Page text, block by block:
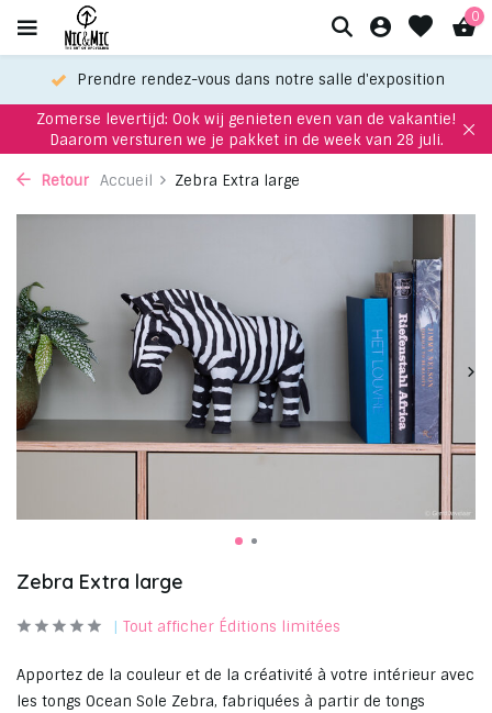
0
Prendre rendez-vous dans notre salle d'exposition
Zomerse levertijd: Ook wij genieten even van de vakantie!
Daarom versturen we je pakket in de week van 28 juli.
Retour Accueil Zebra Extra large
Zebra Extra large
Tout afficher Éditions limitées
Apportez de la couleur et de la créativité à votre intérieur avec
les tongs Ocean Sole Zebra, fabriquées à partir de tongs